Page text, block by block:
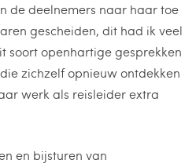
de deelnemers naar haar toe
gescheiden, dit had ik veel
soort openhartige gesprekken
zichzelf opnieuw ontdekken
werk als reisleider extra
en bijsturen van